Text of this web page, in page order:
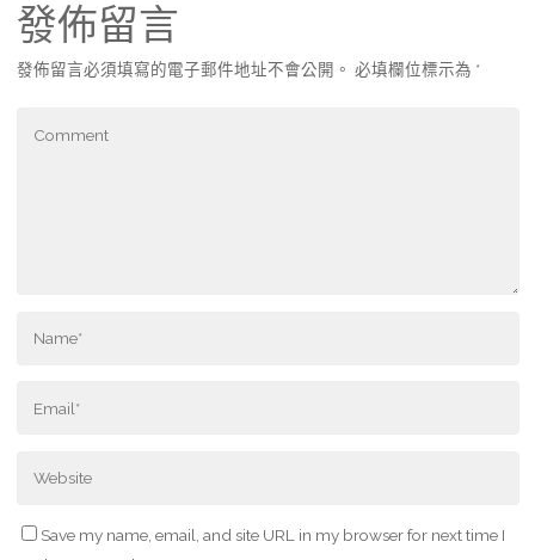
發佈留言
發佈留言必須填寫的電子郵件地址不會公開。 必填欄位標示為 *
Save my name, email, and site URL in my browser for next time I